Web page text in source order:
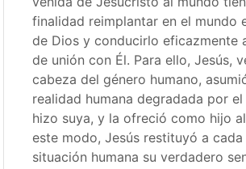
finalidad reimplantar en el mundo
de Dios y conducirlo eficazmente
de unión con Él. Para ello, Jesús,
cabeza del género humano,
realidad humana degradada por
hizo suya, y la ofreció como hijo
este modo, Jesús restituyó a
situación humana su verdadero